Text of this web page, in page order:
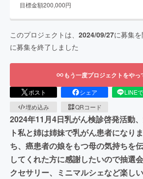
目標金額200,000円
このプロジェクトは、 2024/09/27に募集を
に募集を終了しました
もう一度プロジェクトをやっ
ポスト シェア LINE
埋め込み
QRコード
2024年11月4日乳がん検診啓発活動
ト私と姉は姉妹で乳がん患者になり
ち、癌患者の娘をもつ母の気持ちを
してくれた方に感謝したいので抽選
クセサリー、ミニマルシェなど楽し